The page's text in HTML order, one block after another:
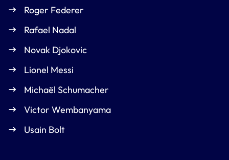
Roger Federer
Rafael Nadal
Novak Djokovic
Lionel Messi
Michaël Schumacher
Victor Wembanyama
Usain Bolt